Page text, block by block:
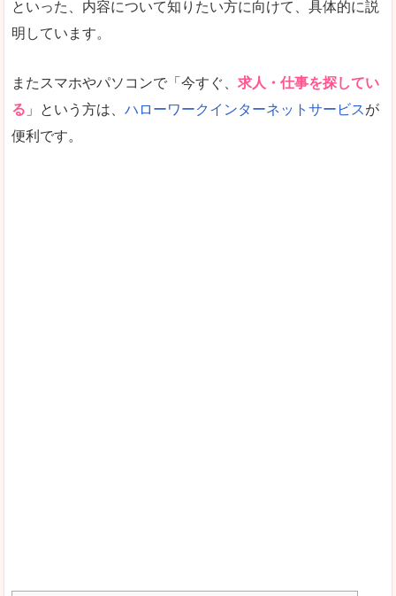
といった、内容について知りたい方に向けて、具体的に説
明しています。
またスマホやパソコンで「今すぐ、 求人・仕事を探してい
る 」という方は、 ハローワークインターネットサービスが
便利です。